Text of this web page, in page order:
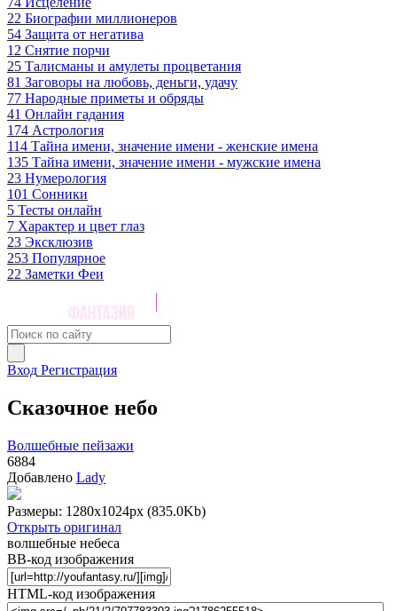
22 Биографии миллионеров
54 Защита от негатива
12 Снятие порчи
25 Талисманы и амулеты процветания
81 Заговоры на любовь, деньги, удачу
77 Народные приметы и обряды
41 Онлайн гадания
174 Астрология
114 Тайна имени, значение имени - женские имена
135 Тайна имени, значение имени - мужские имена
23 Нумерология
101 Сонники
5 Тесты онлайн
7 Характер и цвет глаз
23 Эксклюзив
253 Популярное
22 Заметки Феи
Вход Регистрация
Сказочное небо
Волшебные пейзажи
6884
Добавлено Lady
Размеры: 1280x1024px (835.0Kb)
Открыть оригинал
волшебные небеса
BB-код изображения
HTML-код изображения